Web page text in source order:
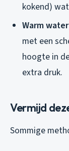
kokend)
Warm
met een
hoogte in
extra druk.
Vermijd
Sommige